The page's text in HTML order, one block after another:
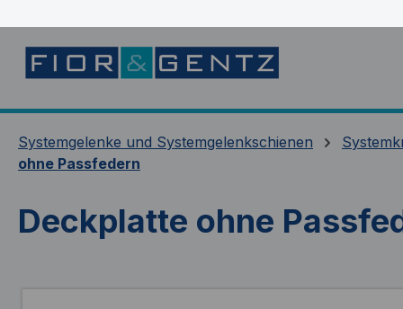
Systemgelenke und Systemgelenkschienen
ohne Passfedern
Deckplatte ohne